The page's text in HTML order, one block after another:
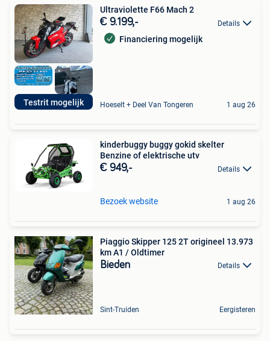
Testrit mogelijk
Ultraviolette F66 Mach 2
€ 9.199,- Details
Financiering mogelijk
Hoeselt + Deel Van Tongeren 1 aug 26
kinderbuggy buggy gokid skelter
Benzine of elektrische utv
€ 949,- Details
Bezoek website 1 aug 26
Piaggio Skipper 125 2T origineel 13.973
km A1 / Oldtimer
Bieden Details
Sint-Truiden Eergisteren